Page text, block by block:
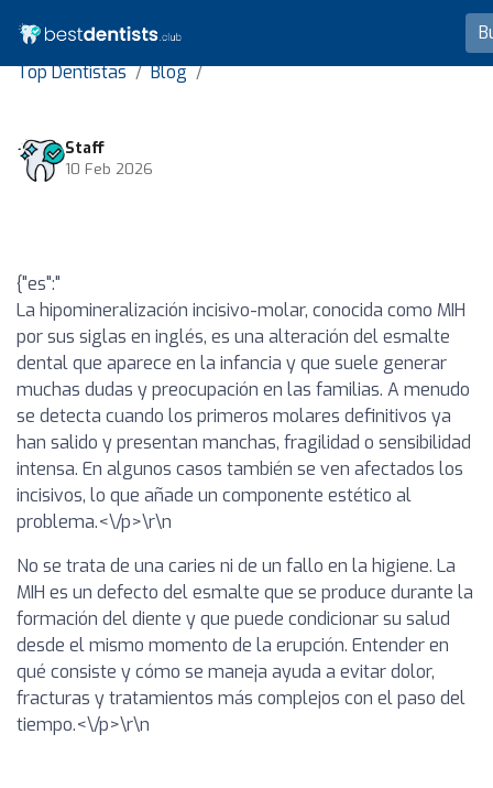
Top Dentistas Blog
Staff
10 Feb 2026
{"es":"
La hipomineralización incisivo-molar, conocida como MIH
por sus siglas en inglés, es una alteración del esmalte
dental que aparece en la infancia y que suele generar
muchas dudas y preocupación en las familias. A menudo
se detecta cuando los primeros molares definitivos ya
han salido y presentan manchas, fragilidad o sensibilidad
intensa. En algunos casos también se ven afectados los
incisivos, lo que añade un componente estético al
problema.<\/p>\r\n
No se trata de una caries ni de un fallo en la higiene. La
MIH es un defecto del esmalte que se produce durante la
formación del diente y que puede condicionar su salud
desde el mismo momento de la erupción. Entender en
qué consiste y cómo se maneja ayuda a evitar dolor,
fracturas y tratamientos más complejos con el paso del
tiempo.<\/p>\r\n